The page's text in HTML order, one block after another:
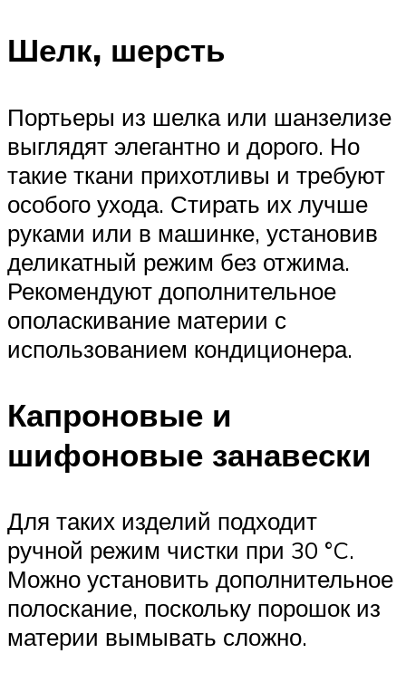
Шелк, шерсть
Портьеры из шелка или шанзелизе
выглядят элегантно и дорого. Но
такие ткани прихотливы и требуют
особого ухода. Стирать их лучше
руками или в машинке, установив
деликатный режим без отжима.
Рекомендуют дополнительное
ополаскивание материи с
использованием кондиционера.
Капроновые и
шифоновые занавески
Для таких изделий подходит
ручной режим чистки при 30 °C.
Можно установить дополнительное
полоскание, поскольку порошок из
материи вымывать сложно.